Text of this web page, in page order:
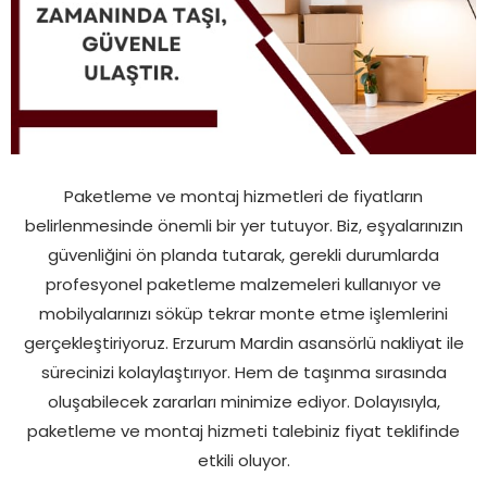
Paketleme ve montaj hizmetleri de fiyatların
belirlenmesinde önemli bir yer tutuyor. Biz, eşyalarınızın
güvenliğini ön planda tutarak, gerekli durumlarda
profesyonel paketleme malzemeleri kullanıyor ve
mobilyalarınızı söküp tekrar monte etme işlemlerini
gerçekleştiriyoruz. Erzurum Mardin asansörlü nakliyat ile
sürecinizi kolaylaştırıyor. Hem de taşınma sırasında
oluşabilecek zararları minimize ediyor. Dolayısıyla,
paketleme ve montaj hizmeti talebiniz fiyat teklifinde
etkili oluyor.